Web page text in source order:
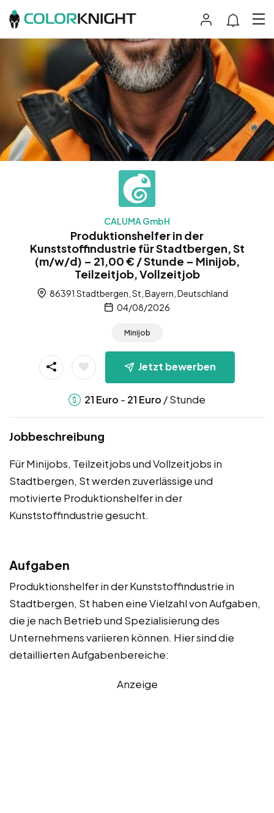
CALUMA GmbH
Produktionshelfer in der
Kunststoffindustrie für Stadtbergen, St
(m/w/d) – 21,00 € / Stunde – Minijob,
Teilzeitjob, Vollzeitjob
86391 Stadtbergen, St, Bayern, Deutschland
04/08/2026
Minijob
Jetzt bewerben
21 Euro - 21 Euro / Stunde
Jobbeschreibung
Für Minijobs, Teilzeitjobs und Vollzeitjobs in
Stadtbergen, St werden zuverlässige und
motivierte Produktionshelfer in der
Kunststoffindustrie gesucht.
Aufgaben
Produktionshelfer in der Kunststoffindustrie in
Stadtbergen, St haben eine Vielzahl von Aufgaben,
die je nach Betrieb und Spezialisierung des
Unternehmens variieren können. Hier sind die
detaillierten Aufgabenbereiche:
Anzeige